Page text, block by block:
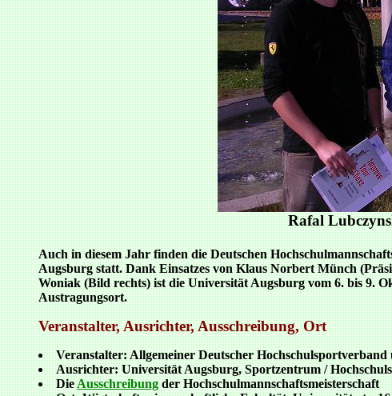
Rafal
Auch in diesem Jahr finden die Deutschen
Augsburg statt. Dank Einsatzes von Klaus Norbert Münch
Woniak (Bild rechts) ist die Universität Augsburg vom 6. bis 9.
Austragungsort.
Veranstalter, Ausrichter, Ausschreibung, Ort
Veranstalter: Allgemeiner Deutscher Hochschulsportverband
Ausrichter: Universität Augsburg, Sportzentrum /
DieAusschreibungder Hochschulmannschaftsmeisterschaft